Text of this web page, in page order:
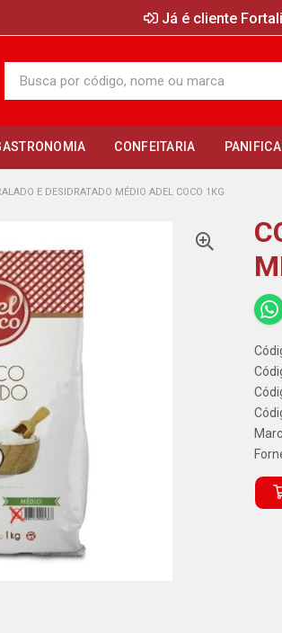
Já é cliente
CONFEITARIA
E DESIDRATADO MÉDIO ADEL COCO 1KG